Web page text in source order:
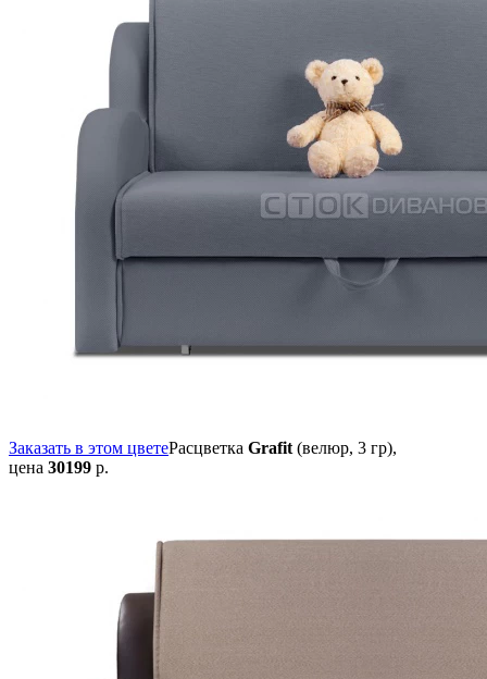
Заказать в этом цветеРасцветка Grafit(велюр, 3 гр),
цена 30199 р.